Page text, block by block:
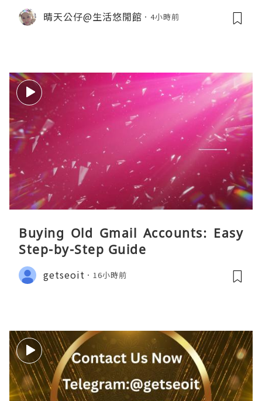
晴天公仔@生活悠閒館 4小時前
Buying Old Gmail Accounts: Easy
Step-by-Step Guide
getseoit 16小時前